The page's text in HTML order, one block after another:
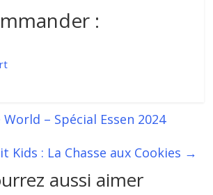
:
– Spécial Essen 2024
Kids : La Chasse aux Cookies →
aussi aimer